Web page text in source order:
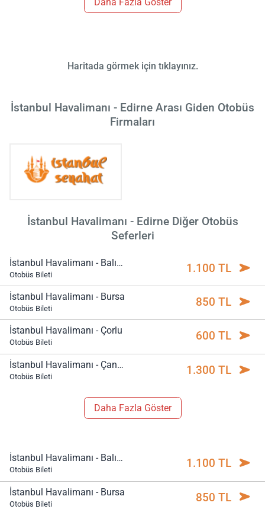
Haritada görmek için tıklayınız.
İstanbul Havalimanı - Edirne Arası Giden Otobüs
Firmaları
İstanbul Havalimanı - Edirne Diğer Otobüs
Seferleri
İstanbul Havalimanı - Balıkesir
Otobüs Bileti 1.100 TL
İstanbul Havalimanı - Bursa
Otobüs Bileti 850 TL
İstanbul Havalimanı - Çorlu
Otobüs Bileti 600 TL
İstanbul Havalimanı - Çanakkale
Otobüs Bileti 1.300 TL
Daha Fazla Göster
İstanbul Havalimanı - Balıkesir
Otobüs Bileti 1.100 TL
İstanbul Havalimanı - Bursa
Otobüs Bileti 850 TL